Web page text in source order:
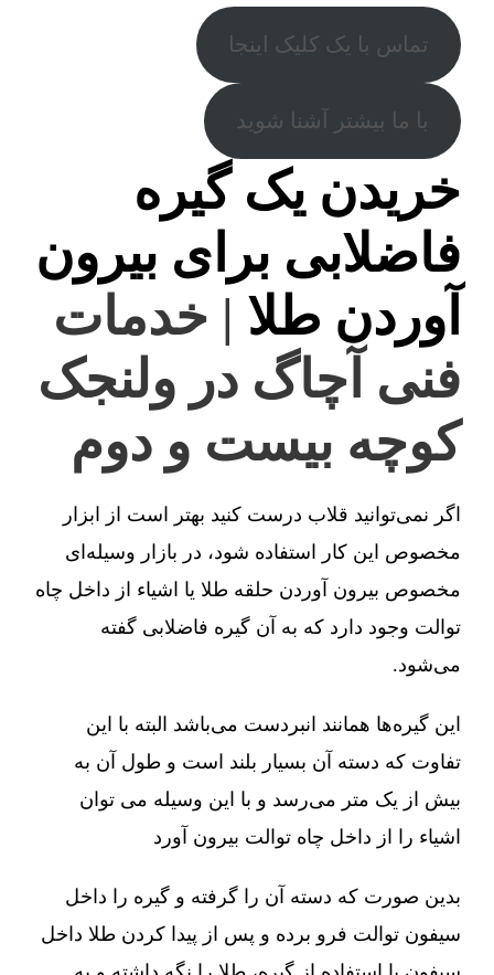
تماس با یک کلیک اینجا
با ما بیشتر آشنا شوید
خریدن یک گیره
فاضلابی برای بیرون
آوردن طلا | خدمات
فنی آچاگ در ولنجک
کوچه بیست و دوم
اگر نمی‌توانید قلاب درست کنید بهتر است از ابزار
مخصوص این کار استفاده شود، در بازار وسیله‌ای
مخصوص بیرون آوردن حلقه طلا یا اشیاء از داخل چاه
توالت وجود دارد که به آن گیره فاضلابی گفته
می‌شود.
این گیره‌ها همانند انبردست می‌باشد البته با این
تفاوت که دسته آن بسیار بلند است و طول آن به
بیش از یک متر می‌رسد و با این وسیله می توان
اشیاء را از داخل چاه توالت بیرون آورد
بدین صورت که دسته آن را گرفته و گیره را داخل
سیفون توالت فرو برده و پس از پیدا کردن طلا داخل